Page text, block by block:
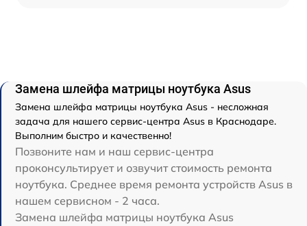
Замена шлейфа матрицы ноутбука Asus
Замена шлейфа матрицы ноутбука Asus - несложная
задача для нашего сервис-центра Asus в Краснодаре.
Выполним быстро и качественно!
Позвоните нам и наш сервис-центра
проконсультирует и озвучит стоимость ремонта
ноутбука. Среднее время ремонта устройств Asus в
нашем сервисном - 2 часа.
Замена шлейфа матрицы ноутбука Asus